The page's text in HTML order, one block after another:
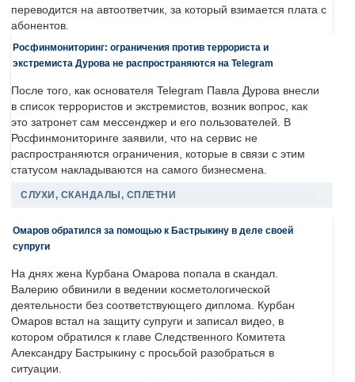
переводится на автоответчик, за который взимается плата с
абонентов.
Росфинмониторинг: ограничения против террориста и
экстремиста Дурова не распространяются на Telegram
После того, как основателя Telegram Павла Дурова внесли
в список террористов и экстремистов, возник вопрос, как
это затронет сам мессенджер и его пользователей. В
Росфинмониторинге заявили, что на сервис не
распространяются ограничения, которые в связи с этим
статусом накладываются на самого бизнесмена.
СЛУХИ, СКАНДАЛЫ, СПЛЕТНИ
Омаров обратился за помощью к Бастрыкину в деле своей
супруги
На днях жена Курбана Омарова попала в скандал.
Валерию обвинили в ведении косметологической
деятельности без соответствующего диплома. Курбан
Омаров встал на защиту супруги и записал видео, в
котором обратился к главе Следственного Комитета
Александру Бастрыкину с просьбой разобраться в
ситуации.